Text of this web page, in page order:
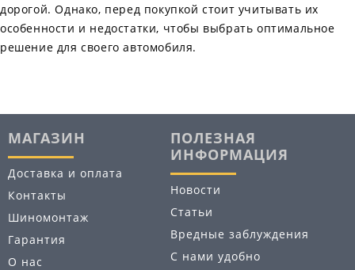
дорогой. Однако, перед покупкой стоит учитывать их
особенности и недостатки, чтобы выбрать оптимальное
решение для своего автомобиля.
МАГАЗИН
Доставка и оплата
Контакты
Шиномонтаж
Гарантия
О нас
ПОЛЕЗНАЯ
ИНФОРМАЦИЯ
Новости
Статьи
Вредные заблуждения
С нами удобно